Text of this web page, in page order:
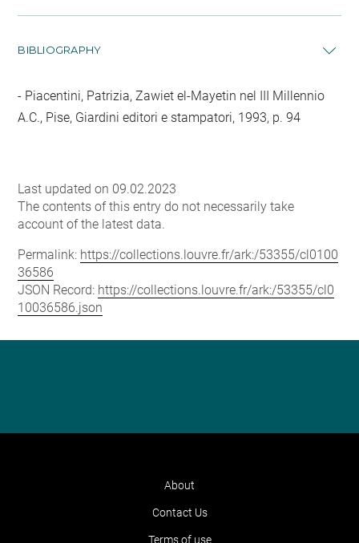
BIBLIOGRAPHY
Piacentini, Patrizia, Zawiet el-Mayetin nel III Millennio
A.C., Pise, Giardini editori e stampatori, 1993, p. 94
Last updated on 09.02.2023
The contents of this entry do not necessarily take
account of the latest data.
Permalink: https://collections.louvre.fr/ark:/53355/cl0100
36586
JSON Record: https://collections.louvre.fr/ark:/53355/cl0
10036586.json
About
Contact Us
Terms of use